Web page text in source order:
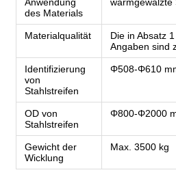
des Materials
Materialqualität
Die in Absatz
Angaben sind
Identifizierung
von
Stahlstreifen
Φ508-Φ610
OD von
Stahlstreifen
Φ800-Φ2000
Gewicht der
Wicklung
Max. 3500 kg